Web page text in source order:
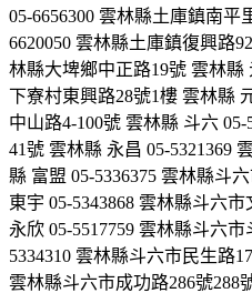
05-6656300 雲林縣土庫鎮南平
6620050 雲林縣土庫鎮復興路
林縣大埤鄉中正路19號 雲林縣
下寮村東興路28號1樓 雲林縣
中山路4-100號 雲林縣 斗六
41號 雲林縣 永昌 05-5321369
縣 富盟 05-5336375 雲林縣斗
東宇 05-5343868 雲林縣斗六
永欣 05-5517759 雲林縣斗六
5334310 雲林縣斗六市民生路
雲林縣斗六市成功路286號288